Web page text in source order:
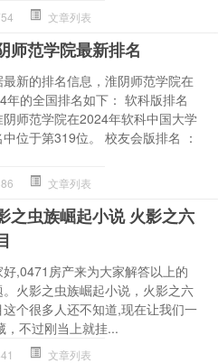
文章列表
师范学院最新排名
最新的排名信息，淮阴师范学院在
年的全国排名如下： 软科版排名
阴师范学院在2024年软科中国大学
位于第319位。 校友会版排名 ：
文章列表
之虫族崛起小说 火影之六
好,0471房产来为大家解答以上的
。火影之虫族崛起小说，火影之六
这个很多人还不知道,现在让我们一
，不过刚当上就挂...
文章列表